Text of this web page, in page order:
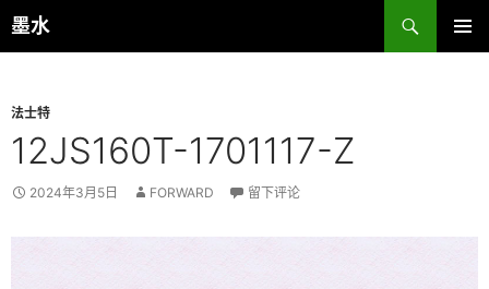
跳
至
墨水
搜
索
法士特
12JS160T-1701117-Z
2024年3月5日 FORWARD 留下评论